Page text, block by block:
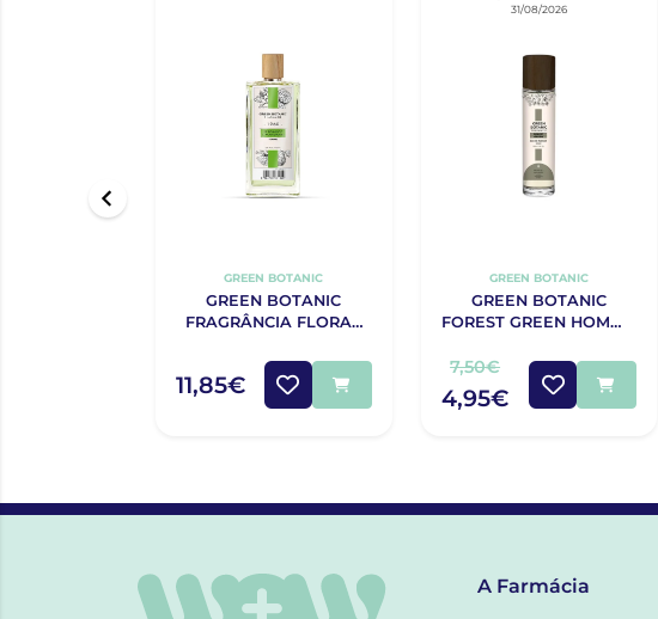
GREEN BOTANIC
GREEN BOTANIC
FRAGRÂNCIA FLORAL
MANDARINA SENHORA
150ML
11,85€
31/08/2026
GREEN BOTANIC
GREEN BOTANIC
FOREST GREEN HOMME
7,50€
4,95€
A Farmácia